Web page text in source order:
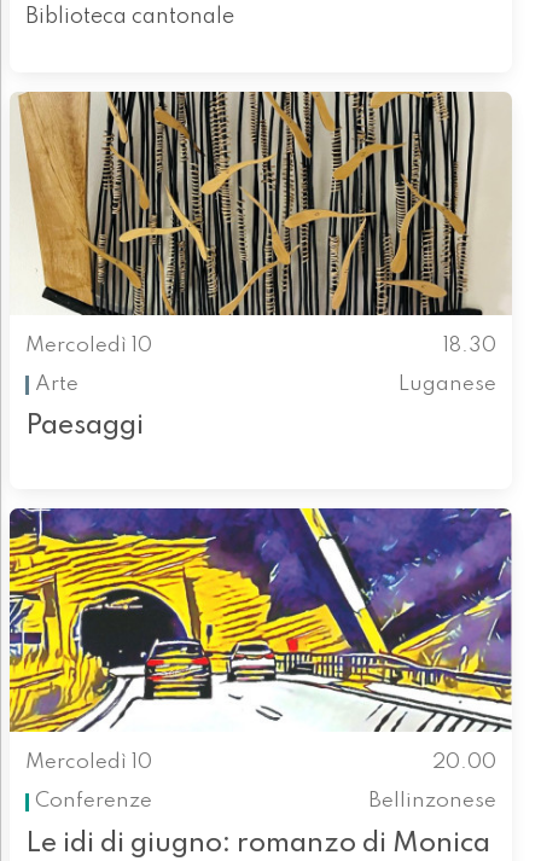
Biblioteca cantonale
Mercoledì 10
18.30
Arte
Luganese
Paesaggi
Mercoledì 10
20.00
Conferenze
Bellinzonese
Le idi di giugno: romanzo di Monica